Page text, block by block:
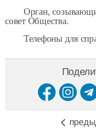
Орган,
совет Общества.
Телефоны для